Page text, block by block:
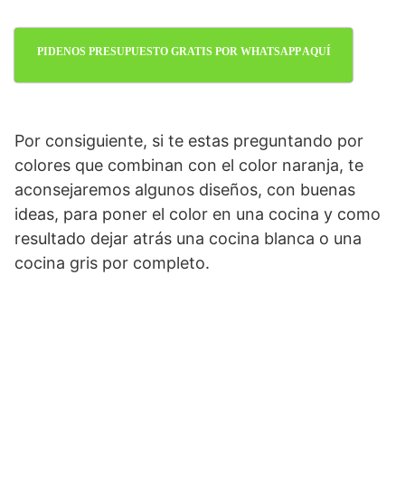
PIDENOS PRESUPUESTO GRATIS POR WHATSAPP AQUÍ
Por consiguiente, si te estas preguntando por
colores que combinan con el color naranja, te
aconsejaremos algunos diseños, con buenas
ideas, para poner el color en una cocina y como
resultado dejar atrás una cocina blanca o una
cocina gris por completo.